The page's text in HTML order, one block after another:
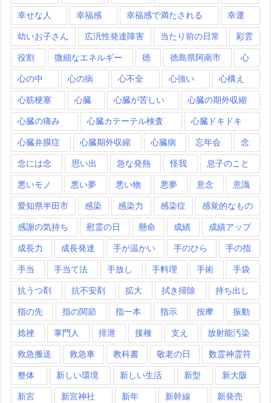
幸せな人 幸福感 幸福感で満たされる 幸運
幼いお子さん 広汎性発達障害 当たり前の日常 彩雲
役割 微細なエネルギー 徳 徳島県阿南市 心
心の中 心の病 心不全 心強い 心構え
心筋梗塞 心臓 心臓が苦しい 心臓の期外収縮
心臓の痛み 心臓カテーテル検査 心臓ドキドキ
心臓弁膜症 心臓期外収縮 心臓病 忘年会 念
念には念 思い出 急な発熱 怪我 息子のこと
悪いモノ 悪い夢 悪い物 悪夢 意念 意識
愛知県半田市 感染 感染力 感染症 感覚的なもの
感謝の気持ち 慰霊の日 懸命 成績 成績アップ
成長力 成長発達 手が温かい 手のひら 手の指
手当 手当て法 手放し 手料理 手術 手袋
抗うつ剤 抗不安剤 拡大 拭き掃除 持ち出し
指の先 指の関節 指一本 指示 按摩 振動
捻挫 掌門人 排泄 接種 支え 放射能汚染
救急搬送 救急車 教科書 敬老の日 数霊神霊符
整体 新しい環境 新しい生活 新型 新大阪
新宮 新宮神社 新年 新幹線 新発売